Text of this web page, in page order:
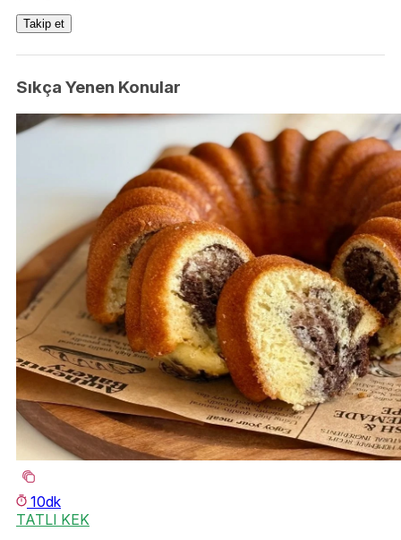
Takip et
Sıkça Yenen Konular
10dk
TATLI KEK